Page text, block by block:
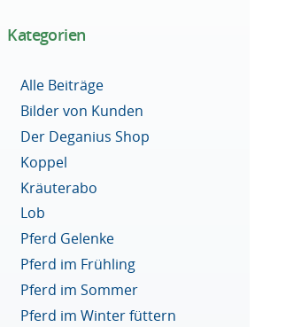
Kategorien
Alle Beiträge
Bilder von Kunden
Der Deganius Shop
Koppel
Kräuterabo
Lob
Pferd Gelenke
Pferd im Frühling
Pferd im Sommer
Pferd im Winter füttern